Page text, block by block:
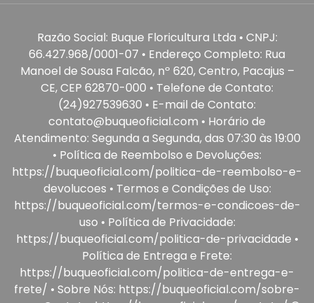
Razão Social: Buque Floricultura Ltda • CNPJ:
66.427.968/0001-07 • Endereço Completo: Rua
Manoel de Sousa Falcão, nº 620, Centro, Pacajus –
CE, CEP 62870-000 • Telefone de Contato:
(24)927539630 • E-mail de Contato:
contato@buqueoficial.com • Horário de
Atendimento: Segunda a Segunda, das 07:30 às 19:00
• Política de Reembolso e Devoluções:
https://buqueoficial.com/politica-de-reembolso-e-
devolucoes • Termos e Condições de Uso:
https://buqueoficial.com/termos-e-condicoes-de-
uso • Política de Privacidade:
https://buqueoficial.com/politica-de-privacidade •
Política de Entrega e Frete:
https://buqueoficial.com/politica-de-entrega-e-
frete/ • Sobre Nós: https://buqueoficial.com/sobre-